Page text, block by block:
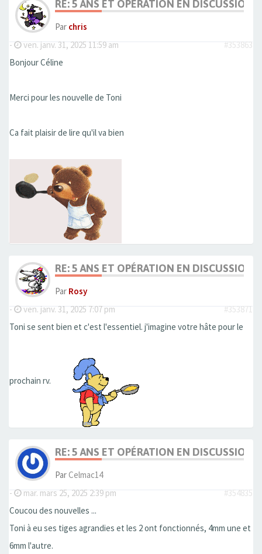
RE: 5 ANS ET OPÉRATION EN DISCUSSION
Par chris
-
ven. janv. 31, 2025 11:59 am
#353863
Bonjour Céline
Merci pour les nouvelle de Toni
Ca fait plaisir de lire qu'il va bien
RE: 5 ANS ET OPÉRATION EN DISCUSSION
Par Rosy
-
ven. janv. 31, 2025 7:07 pm
#353871
Toni se sent bien et c'est l'essentiel. j'imagine votre hâte pour le
prochain rv.
RE: 5 ANS ET OPÉRATION EN DISCUSSION
ParCelmac14
-
mar. mars 25, 2025 2:39 pm
#354835
Coucou des nouvelles ...
Toni à eu ses tiges agrandies et les 2 ont fonctionnés, 4mm une et
6mm l'autre.